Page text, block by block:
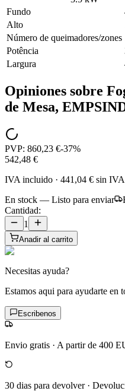
Fundo
Alto
Número de queimadores/zones
Potência
Largura
Opiniones sobre
de Mesa,
PVP: 860,23 €-37%
542,48 €
IVA incluido · 441,04 € sin IVA
En stock — Listo para enviar
Cantidad:
1
Anadir al carrito
Necesitas ayuda?
Estamos aqui para ayudarte en
Escribenos
Envio gratis · A partir de 400
30 dias para devolver·